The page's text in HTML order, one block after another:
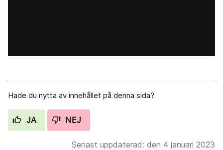
Hade du nytta av innehållet på denna sida?
JA NEJ
Senast uppdaterad: den 4 januari 2023